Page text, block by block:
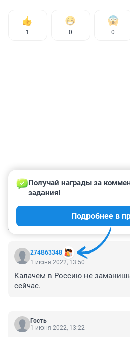
1 0 0
КОММЕНТАРИИ 15
274863348
Получай награды за
задания!
Подробнее в
1 июня 2022, 13:50
Калачем в Россию не
сейчас.
Гость
1 июня 2022, 13:22